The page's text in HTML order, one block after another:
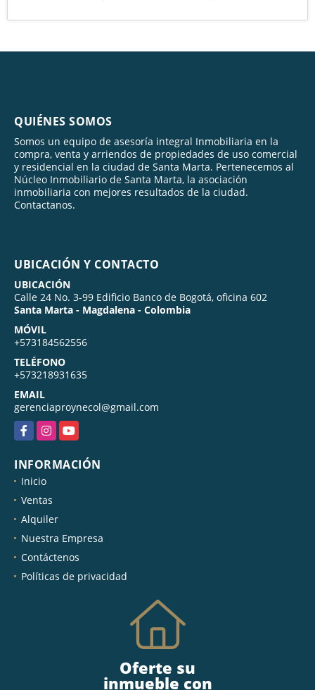
QUIÉNES SOMOS
Somos un equipo de asesoría integral Inmobiliaria en la
compra, venta y arriendos de propiedades de uso comercial
y residencial en la ciudad de Santa Marta. Pertenecemos al
Núcleo Inmobiliario de Santa Marta, la asociación
inmobiliaria con mejores resultados de la ciudad.
Contactanos.
UBICACIÓN Y CONTACTO
UBICACIÓN
Calle 24 No. 3-99 Edificio Banco de Bogotá, oficina 602
Santa Marta - Magdalena - Colombia
MÓVIL
+573184562556
TELÉFONO
+573218931635
EMAIL
gerenciaproynecol@gmail.com
FacebookInstagramYouTube
INFORMACIÓN
Inicio
Ventas
Alquiler
Nuestra Empresa
Contáctenos
Políticas de privacidad
Oferte su
inmueble con